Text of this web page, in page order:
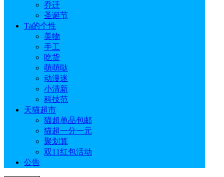
乔迁
圣诞节
Ta的个性
美物
手工
吃货
萌萌哒
动漫迷
小清新
科技范
天猫超市
猫超单品包邮
猫超一分一元
聚划算
双11红包活动
公告